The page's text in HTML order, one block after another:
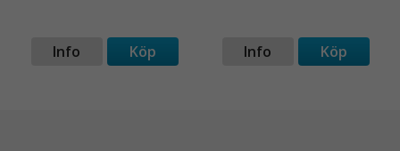
Info Köp Info Köp